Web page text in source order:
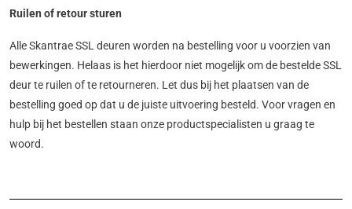
Ruilen of retour sturen
Alle Skantrae SSL deuren worden na bestelling voor u voorzien van
bewerkingen. Helaas is het hierdoor niet mogelijk om de bestelde SSL
deur te ruilen of te retourneren. Let dus bij het plaatsen van de
bestelling goed op dat u de juiste uitvoering besteld. Voor vragen en
hulp bij het bestellen staan onze productspecialisten u graag te
woord.